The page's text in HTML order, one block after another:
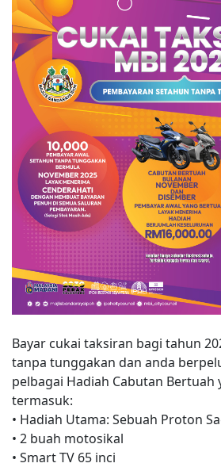
Bayar cukai taksiran bagi tahun
tanpa tunggakan dan anda
pelbagai Hadiah Cabutan Bertuah
termasuk:
• Hadiah Utama: Sebuah Proton
• 2 buah motosikal
• Smart TV 65 inci